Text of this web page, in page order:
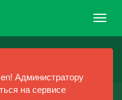
Администратору
на сервисе